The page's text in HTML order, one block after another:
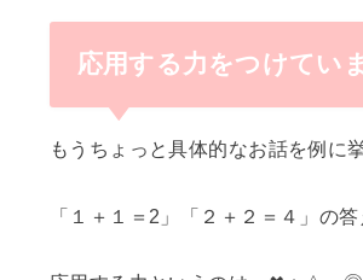
応用する力をつけてい
もうちょっと具体的なお話を例に
「１＋１＝2」「２＋２＝４」の